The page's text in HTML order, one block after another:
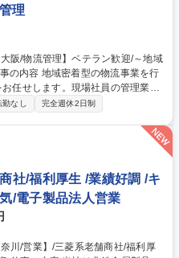
理
任せします。現場社員の管理業務
車業務を主にご担当いただきま
先の開拓(一部) ■配車業務…配送量
に荷物を届けられるように調整頂
大阪/物流管
物流企業～/創業55年
勤なし 完全週休2日制
社/福利厚生 /業績好調 /キ
/電子製品法人営業